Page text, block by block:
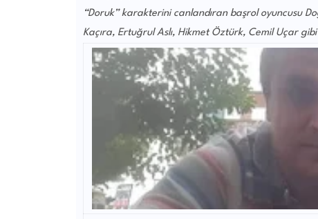
“Doruk” karakterini canlandıran başrol oyuncusu
Kaçıra, Ertuğrul Aslı, Hikmet Öztürk, Cemil Uçar